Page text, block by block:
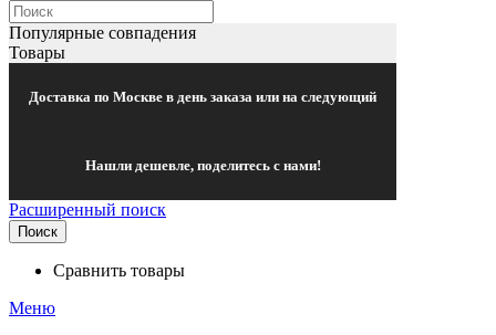
Популярные совпадения
Товары
Доставка по Москве в день заказа или на следующий
Нашли дешевле, поделитесь с нами!
Расширенный поиск
Поиск
Сравнить товары
Меню